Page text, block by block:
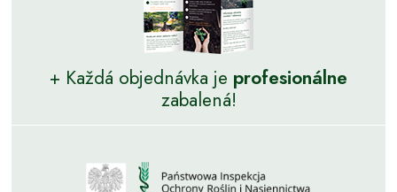
+ Každá objednávka je profesionálne
zabalená!